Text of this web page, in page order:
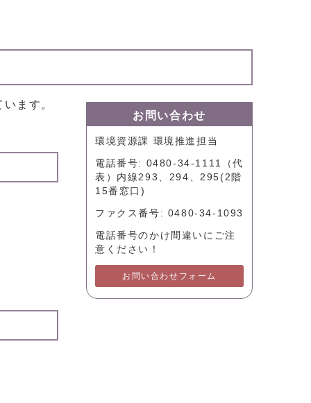
ます。
お問い合わせ
環境資源課 環境推進担当
電話番号: 0480-34-1111（代
表）内線293、294、295(2階
15番窓口)
ファクス番号: 0480-34-1093
電話番号のかけ間違いにご注
意ください！
お問い合わせフォーム